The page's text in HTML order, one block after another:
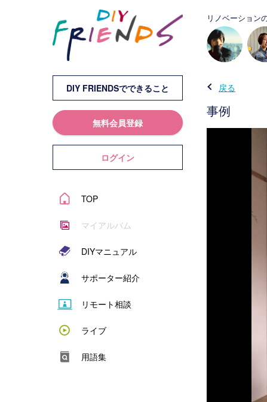
DIY FRIENDSでできること
無料会員登録
ログイン
TOP
マイアルバム
DIYマニュアル
サポーター紹介
リモート相談
ライブ
用語集
リノベーション
戻る
事例